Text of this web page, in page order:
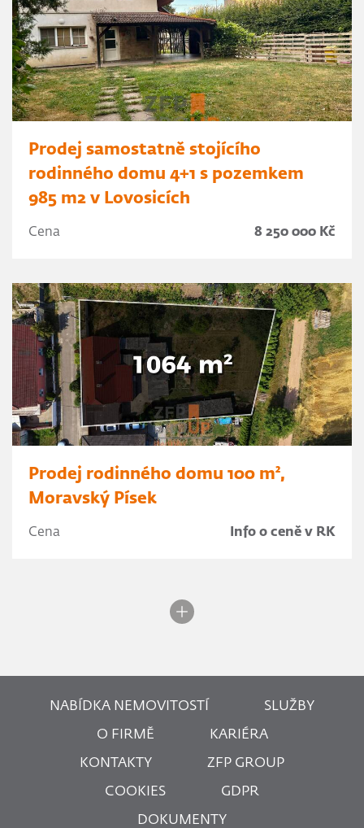
Prodej samostatně stojícího
rodinného domu 4+1 s pozemkem
985 m2 v Lovosicích
Cena 8 250 000 Kč
Prodej rodinného domu 100 m²,
Moravský Písek
Cena Info o ceně v RK
NABÍDKA NEMOVITOSTÍ SLUŽBY
O FIRMĚ KARIÉRA
KONTAKTY ZFP GROUP
COOKIES GDPR
DOKUMENTY